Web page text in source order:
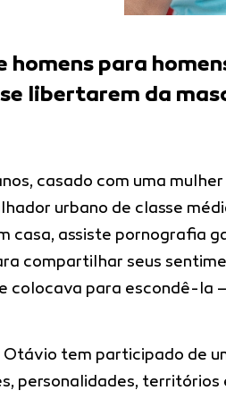
para
libertarem da
casado com uma
urbano de classe
casa, assiste pornografia
compartilhar seus
colocava para escondê-la
tem participado de
personalidades, territórios